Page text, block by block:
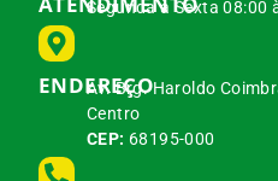
Segunda à Sexta 08:00
ENDEREÇO
Av. Brg. Haroldo
Centro
CEP: 68195-000